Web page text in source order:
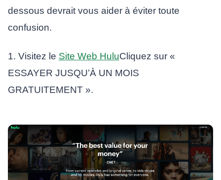
dessous devrait vous aider à éviter toute
confusion.
1. Visitez le Site Web HuluCliquez sur «
ESSAYER JUSQU’À UN MOIS
GRATUITEMENT ».